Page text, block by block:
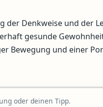
Denkweise und der
gesunde
Bewegung und einer
oder deinen Tipp.